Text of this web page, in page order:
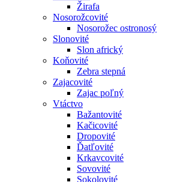
Žirafa
Nosorožcovité
Nosorožec ostronosý
Slonovité
Slon africký
Koňovité
Zebra stepná
Zajacovité
Zajac poľný
Vtáctvo
Bažantovité
Kačicovité
Dropovité
Ďatľovité
Krkavcovité
Sovovité
Sokolovité